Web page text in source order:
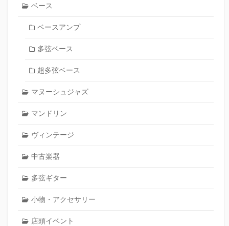
ベース
ベースアンプ
多弦ベース
超多弦ベース
マヌーシュジャズ
マンドリン
ヴィンテージ
中古楽器
多弦ギター
小物・アクセサリー
店頭イベント